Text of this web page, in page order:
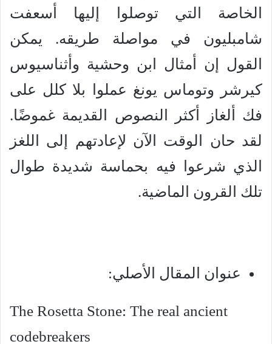
الخاصة التي توصلوا إليها أسعفت
شامبليون في مواصلة طريقه. يمكن
القول إن أمثال ابن وحشية وأثناسيوس
كيرشر وتوماس يونغ عملوا بلا كلل على
فك ألغاز أكثر النصوص القديمة غموضًا.
لقد حان الوقت الآن لإعادتهم إلى اللغز
الذي شرعوا فيه بحماسة شديدة طوال
تلك القرون الماضية.
عنوان المقال الأصلي:
The Rosetta Stone: The real ancient
codebreakers